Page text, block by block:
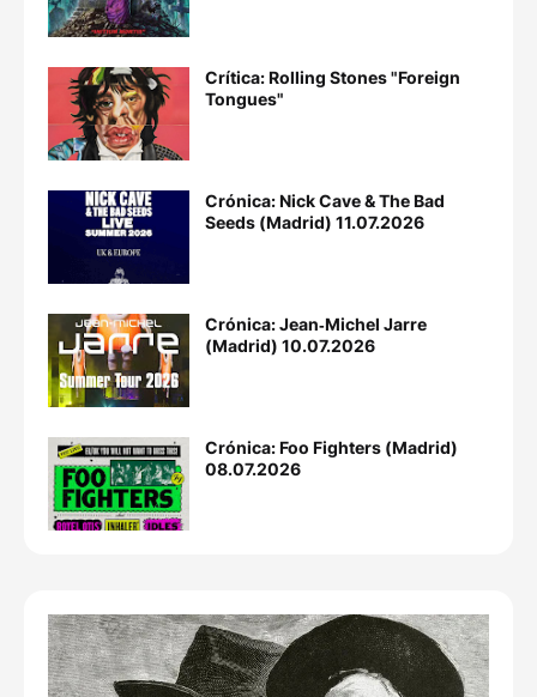
Crítica: Rolling Stones "Foreign
Tongues"
Crónica: Nick Cave & The Bad
Seeds (Madrid) 11.07.2026
Crónica: Jean‐Michel Jarre
(Madrid) 10.07.2026
Crónica: Foo Fighters (Madrid)
08.07.2026